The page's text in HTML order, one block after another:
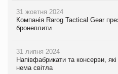
31 жовтня 2024
Компанія Rarog Tactical Gear
бронеплити
31 липня 2024
Напівфабрикати та консерви,
нема світла